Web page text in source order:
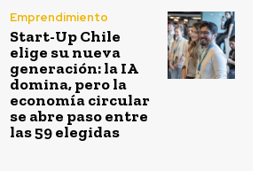
Emprendimiento
Start-Up Chile
elige su nueva
generación: la IA
domina, pero la
economía circular
se abre paso entre
las 59 elegidas